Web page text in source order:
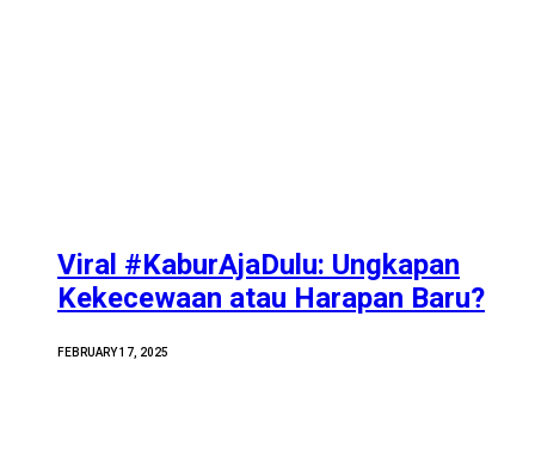
Viral #KaburAjaDulu: Ungkapan
Kekecewaan atau Harapan Baru?
FEBRUARY 17, 2025